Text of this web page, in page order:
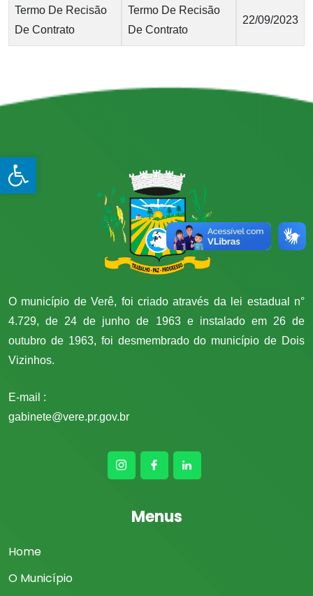
Open toolbar
Termo De Recisão
De Contrato
Termo De Recisão
De Contrato
22/09/2023
O município de Verê, foi criado através da lei estadual n°
4.729, de 24 de junho de 1963 e instalado em 26 de
outubro de 1963, foi desmembrado do município de Dois
Vizinhos.
E-mail :
gabinete@vere.pr.gov.br
Menus
Home
O Município